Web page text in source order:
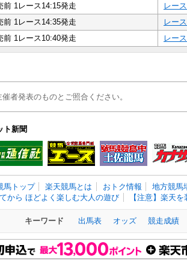
前 1レース14:15発走
レー
前 1レース14:35発走
レー
前 1レース10:40発走 レー
者発表のものとご照合ください。
ト新聞
馬トップ 楽天競馬とは おトク情報 地方競馬
から ほどよく楽しむ大人の遊び
【注意】楽天
キーワード 出馬表 オッズ 競走成績